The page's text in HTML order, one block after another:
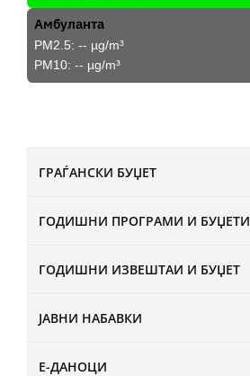
ГРАЃАНСКИ БУЏЕТ
ГОДИШНИ ПРОГРАМИ И БУЏЕТИ
ГОДИШНИ ИЗВЕШТАИ И БУЏЕТ
ЈАВНИ НАБАВКИ
Е-ДАНОЦИ
Амбуланта
PM2.5: -- µg/m³
PM10: -- µg/m³